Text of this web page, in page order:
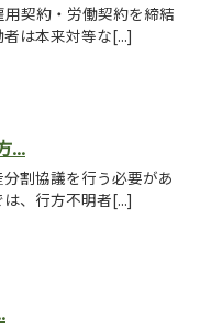
契約・労働契約を締結
は本来対等な[...]
...
割協議を行う必要があ
、行方不明者[...]